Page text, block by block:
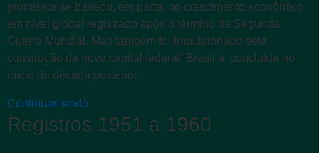
promissor se baseou, em parte, no crescimento econômico
em nível global registrado após o término da Segunda
Guerra Mundial. Mas também foi impulsionado pela
construção da nova capital federal, Brasília, concluída no
início da década posterior.
Continuar lendo
Registros 1951 a 1960